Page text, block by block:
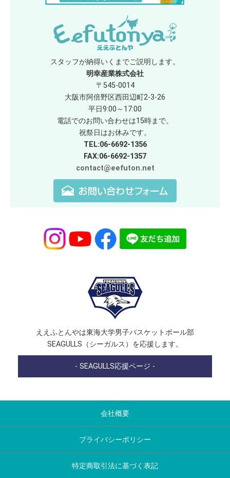
スタッフが納得いくまでご説明します。
明幸産業株式会社
〒545-0014
大阪市阿倍野区西田辺町2-3-26
平日9:00～17:00
電話でのお問い合わせは15時まで。
祝祭日はお休みです。
TEL:06-6692-1356
FAX:06-6692-1357
contact@eefuton.net
ええふとんやは東海大学男子バスケットボール部
SEAGULLS（シーガルス）を応援します。
- SEAGULLS応援ページ -
会社概要
プライバシーポリシー
特定商取引法に基づく表記